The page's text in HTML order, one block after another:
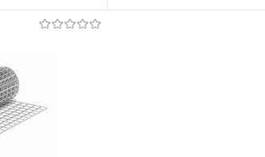
Сравнение
Под заказ